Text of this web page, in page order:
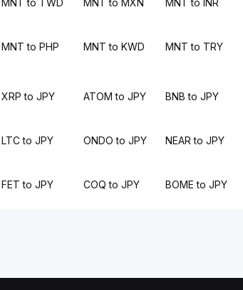
MNT to TWD MNT to MXN MNT to INR
MNT to PHP MNT to KWD MNT to TRY
XRP to JPY ATOM to JPY BNB to JPY
LTC to JPY ONDO to JPY NEAR to JPY
FET to JPY COQ to JPY BOME to JPY